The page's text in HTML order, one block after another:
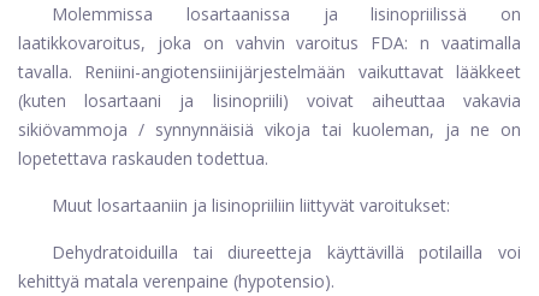
Molemmissa losartaanissa ja lisinopriilissä on
laatikkovaroitus, joka on vahvin varoitus FDA: n vaatimalla
tavalla. Reniini-angiotensiinijärjestelmään vaikuttavat lääkkeet
(kuten losartaani ja lisinopriili) voivat aiheuttaa vakavia
sikiövammoja / synnynnäisiä vikoja tai kuoleman, ja ne on
lopetettava raskauden todettua.
Muut losartaaniin ja lisinopriiliin liittyvät varoitukset:
Dehydratoiduilla tai diureetteja käyttävillä potilailla voi
kehittyä matala verenpaine (hypotensio).